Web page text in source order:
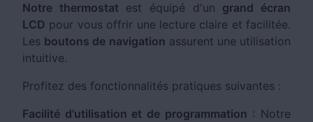
Notre thermostat est équipé d'un grand écran
LCD pour vous offrir une lecture claire et facilitée.
Les boutons de navigation assurent une utilisation
intuitive.
Profitez des fonctionnalités pratiques suivantes :
Facilité d'utilisation et de programmation : Notre